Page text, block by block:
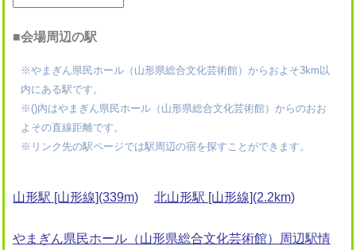
■会場周辺の駅
※やまぎん県民ホール（山形県総合文化芸術館）からおよそ3km以
内にある駅です。
※()内はやまぎん県民ホール（山形県総合文化芸術館）からのおお
よその直線距離です。
※リンク先の駅ページでは駅周辺の宿を探すことができます。
山形駅 [山形線](339m) 北山形駅 [山形線](2.2km)
やまぎん県民ホール（山形県総合文化芸術館）周辺駅情